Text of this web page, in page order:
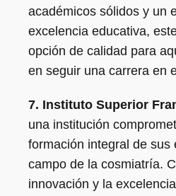
académicos sólidos y un
excelencia educativa,
opción de calidad para
en seguir una carrera en
7. Instituto Superior
una institución
formación integral de sus
campo de la cosmiatría.
innovación y la